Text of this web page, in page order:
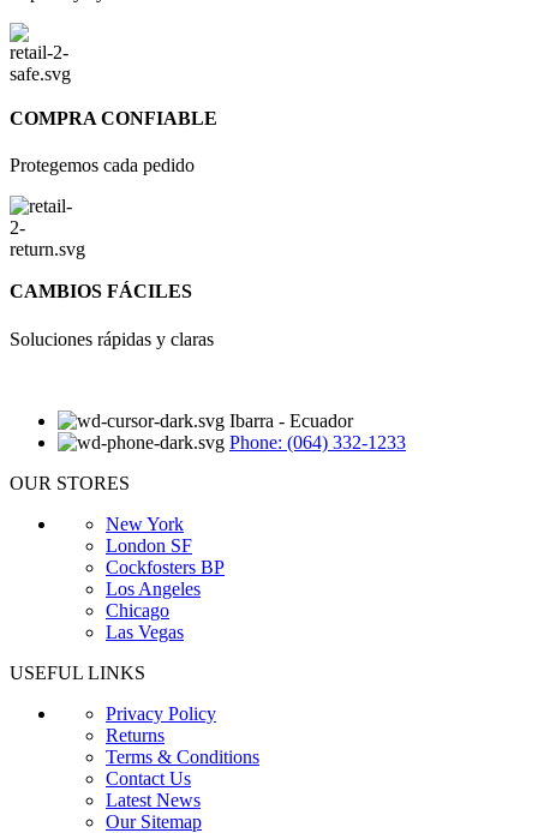
COMPRA CONFIABLE
Protegemos cada pedido
CAMBIOS FÁCILES
Soluciones rápidas y claras
Ibarra - Ecuador
Phone: (064) 332-1233
OUR STORES
New York
London SF
Cockfosters BP
Los Angeles
Chicago
Las Vegas
USEFUL LINKS
Privacy Policy
Returns
Terms & Conditions
Contact Us
Latest News
Our Sitemap